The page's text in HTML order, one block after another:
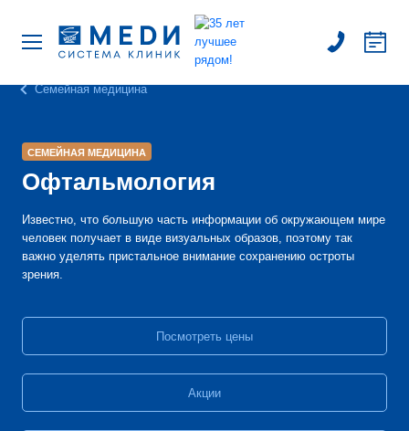
Семейная медицина
СЕМЕЙНАЯ МЕДИЦИНА
Офтальмология
Известно, что большую часть информации об окружающем мире
человек получает в виде визуальных образов, поэтому так
важно уделять пристальное внимание сохранению остроты
зрения.
Посмотреть цены
Акции